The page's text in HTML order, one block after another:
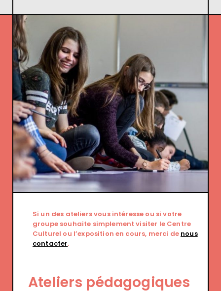
Si un des ateliers vous intéresse ou si votre
groupe souhaite simplement visiter le Centre
Culturel ou l’exposition en cours, merci de nous
contacter.
Ateliers pédagogiques